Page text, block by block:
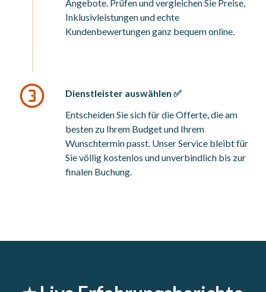
Angebote. Prüfen und vergleichen Sie Preise,
Inklusivleistungen und echte
Kundenbewertungen ganz bequem online.
Dienstleister auswählen ✅
Entscheiden Sie sich für die Offerte, die am
besten zu Ihrem Budget und Ihrem
Wunschtermin passt. Unser Service bleibt für
Sie völlig kostenlos und unverbindlich bis zur
finalen Buchung.